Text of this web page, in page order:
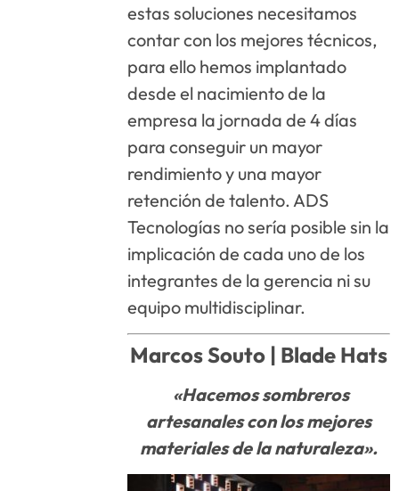
estas soluciones necesitamos
contar con los mejores técnicos,
para ello hemos implantado
desde el nacimiento de la
empresa la jornada de 4 días
para conseguir un mayor
rendimiento y una mayor
retención de talento. ADS
Tecnologías no sería posible sin la
implicación de cada uno de los
integrantes de la gerencia ni su
equipo multidisciplinar.
Marcos Souto | Blade Hats
«Hacemos sombreros
artesanales con los mejores
materiales de la naturaleza».